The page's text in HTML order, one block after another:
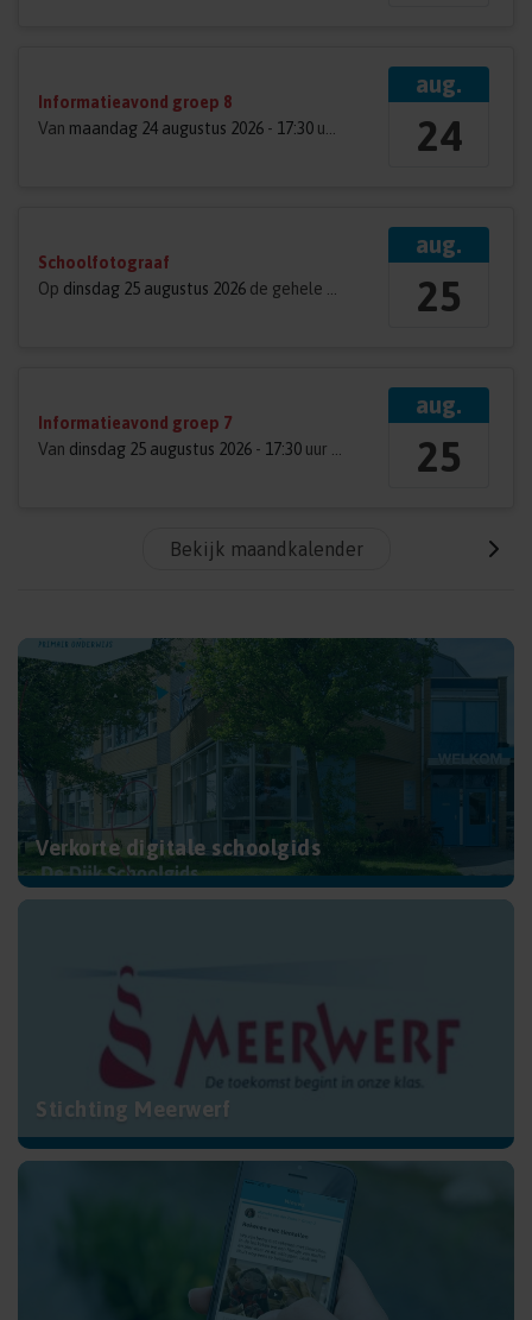
Informatieavond groep 8
Van maandag 24 augustus 2026 - 17:30 uur tot uur
aug.
24
Schoolfotograaf
Op dinsdag 25 augustus 2026 de gehele dag
aug.
25
Informatieavond groep 7
Van dinsdag 25 augustus 2026 - 17:30 uur tot uur
aug.
25
Bekijk maandkalender
Verkorte digitale schoolgids
Stichting Meerwerf